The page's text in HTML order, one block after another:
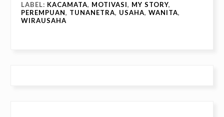
LABEL: KACAMATA, MOTIVASI, MY STORY,
PEREMPUAN, TUNANETRA, USAHA, WANITA,
WIRAUSAHA